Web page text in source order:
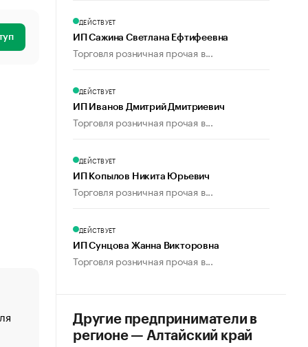
«От спорта тело стареет иначе». Как живет глава
создавшей GTA
ДЕЙСТВУЕТ
ИП Сажина Светлана Ефтифеевна
Торговля розничная прочая в...
ДЕЙСТВУЕТ
ИП Иванов Дмитрий Дмитриевич
Торговля розничная прочая в...
ДЕЙСТВУЕТ
ИП Копылов Никита Юрьевич
Торговля розничная прочая в...
ДЕЙСТВУЕТ
ИП Сунцова Жанна Викторовна
Торговля розничная прочая в...
Другие предприниматели в
регионе — Алтайский край